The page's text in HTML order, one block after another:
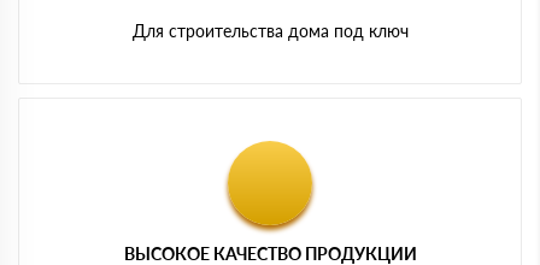
Для строительства дома под ключ
ВЫСОКОЕ КАЧЕСТВО ПРОДУКЦИИ